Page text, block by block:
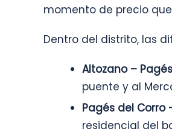
momento de precio
Dentro del distrito, las
Altozano –
puente y al
Pagés del Corro
residencial del